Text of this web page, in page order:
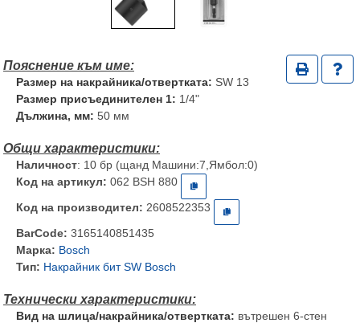
Размер на накрайника/отвертката: SW 13
Размер присъединителен 1: 1/4"
Дължина, мм: 50 мм
Наличност: 10 бр (щанд Машини:7,Ямбол:0)
Код на артикул: 062 BSH 880
Код на производител: 2608522353
BarCode: 3165140851435
Марка: Bosch
Тип: Накрайник бит SW Bosch
Вид на шлица/накрайника/отвертката: вътрешен 6-стен